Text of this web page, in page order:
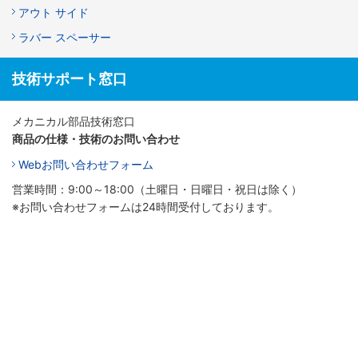
アウト サイド
ラバー スペーサー
技術サポート窓口
メカニカル部品技術窓口
商品の仕様・技術のお問い合わせ
Webお問い合わせフォーム
営業時間：9:00～18:00（土曜日・日曜日・祝日は除く）
※お問い合わせフォームは24時間受付しております。